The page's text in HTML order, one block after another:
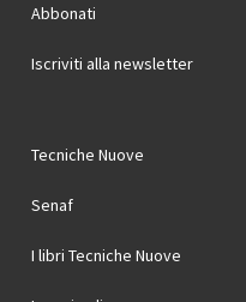
Abbonati
Iscriviti alla newsletter
Tecniche Nuove
Senaf
I libri Tecniche Nuove